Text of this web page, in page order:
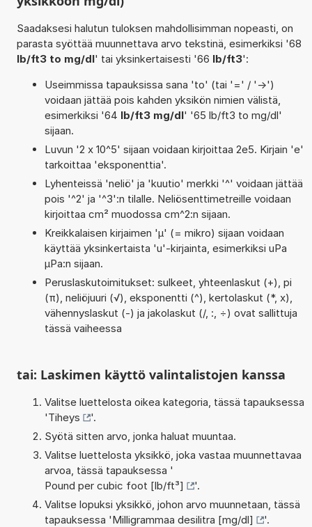
Saadaksesi halutun tuloksen mahdollisimman nopeasti, on
parasta syöttää muunnettava arvo tekstinä, esimerkiksi '68
lb/ft3 to mg/dl' tai yksinkertaisesti '66 lb/ft3':
Useimmissa tapauksissa sana 'to' (tai '=' / '->')
voidaan jättää pois kahden yksikön nimien välistä,
esimerkiksi '64 lb/ft3 mg/dl' '65 lb/ft3 to mg/dl'
sijaan.
Luvun '2 x 10^5' sijaan voidaan kirjoittaa 2e5. Kirjain 'e'
tarkoittaa 'eksponenttia'.
Lyhenteissä 'neliö' ja 'kuutio' merkki '^' voidaan jättää
pois '^2' ja '^3':n tilalle. Neliösenttimetreille voidaan
kirjoittaa cm² muodossa cm^2:n sijaan.
Kreikkalaisen kirjaimen 'µ' (= mikro) sijaan voidaan
käyttää yksinkertaista 'u'-kirjainta, esimerkiksi uPa
µPa:n sijaan.
Peruslaskutoimitukset: sulkeet, yhteenlaskut (+), pi
(π), neliöjuuri (√), eksponentti (^), kertolaskut (*, x),
vähennyslaskut (-) ja jakolaskut (/, :, ÷) ovat sallittuja
tässä vaiheessa
tai: Laskimen käyttö valintalistojen kanssa
Valitse luettelosta oikea kategoria, tässä tapauksessa
'Tiheys
'.
Syötä sitten arvo, jonka haluat muuntaa.
Valitse luettelosta yksikkö, joka vastaa muunnettavaa
arvoa, tässä tapauksessa '
Pound per cubic foot [lb/ft³]
'.
Valitse lopuksi yksikkö, johon arvo muunnetaan, tässä
tapauksessa 'Milligrammaa desilitra [mg/dl] '.